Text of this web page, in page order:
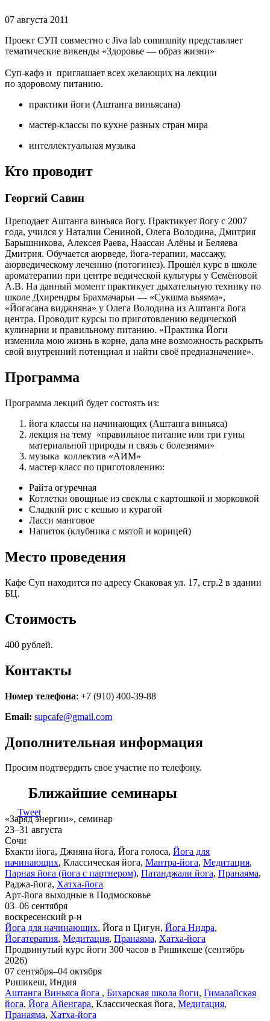
07 августа 2011
Проект СУП совместно с Jiva lab community представляет
тематические викенды «Здоровье — образ жизни»
Суп-кафэ и приглашает всех желающих на лекции
по здоровому питанию.
практики йоги (Аштанга виньясана)
мастер-классы по кухне разных стран мира
интеллектуальная музыка
Кто проводит
Георгий Савин
Преподает Аштанга виньяса йогу. Практикует йогу с 2007
года, учился у Наталии Сениной, Олега Володина, Дмитрия
Барышникова, Алексея Раева, Наассан Алёны и Беляева
Дмитрия. Обучается аюрведе, йога-терапии, массажу,
аюрведическому лечению (потогинез). Прошёл курс в школе
ароматерапии при центре ведической культуры у Семёновой
А.В. На данный момент практикует дыхательную технику по
школе Дхирендры Брахмачарьи — «Сукшма вьяяма»,
«Йогасана виджняна» у Олега Володина из Аштанга йога
центра. Проводит курсы по приготовлению ведической
кулинарии и правильному питанию. «Практика Йоги
изменила мою жизнь в корне, дала мне возможность раскрыть
свой внутренний потенциал и найти своё предназначение».
Программа
Программа лекций будет состоять из:
йога классы на начинающих (Аштанга виньяса)
лекция на тему «правильное питание или три гуны
материальной природы и связь с болезнями»
музыка коллектив «АИМ»
мастер класс по приготовлению:
Райта огуречная
Котлетки овощные из свеклы с картошкой и морковкой
Сладкий рис с кешью и курагой
Ласси манговое
Напиток (клубника с мятой и корицей)
Место проведения
Кафе Суп находится по адресу Скаковая ул. 17, стр.2 в здании
БЦ.
Стоимость
400 рублей.
Контакты
Номер телефона: +7 (910) 400-39-88
Email: supcafe@gmail.com
Дополнительная информация
Просим подтвердить свое участие по телефону.
Tweet
Ближайшие семинары
«Заряд энергии», семинар
23–31 августа
Сочи
Бхакти йога, Джняна йога, Йога голоса, Йога для
начинающих, Классическая йога, Мантра-йога, Медитация,
Парная йога (йога с партнером), Патанджали йога, Пранаяма,
Раджа-йога, Хатха-йога
Арт-йога выходные в Подмосковье
03–06 сентября
воскресенский р-н
Йога для начинающих, Йога и Цигун, Йога Нидра,
Йогатерапия, Медитация, Пранаяма, Хатха-йога
Продвинутый курс йоги 300 часов в Ришикеше (сентябрь
2026)
07 сентября–04 октября
Ришикеш, Индия
Аштанга Виньяса йога , Бихарская школа йоги, Гималайская
йога, Йога Айенгара, Классическая йога, Медитация,
Пранаяма, Хатха-йога